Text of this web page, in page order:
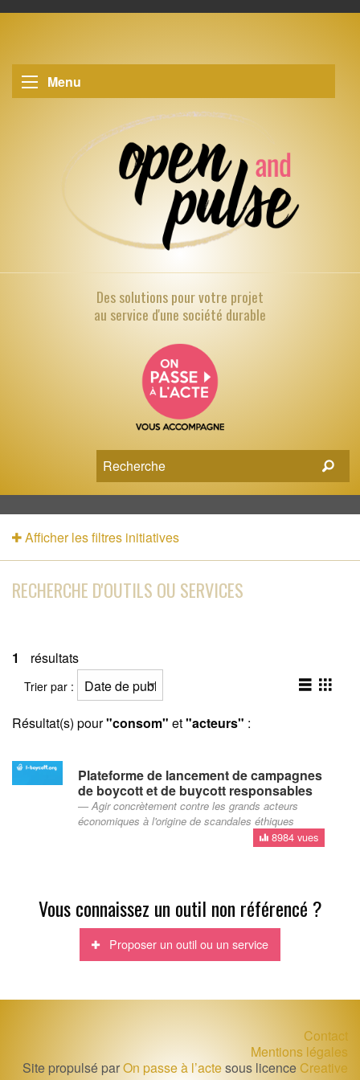
Menu
Des solutions pourvotre projet
au service d'une société durable
Afficher les filtres initiatives
RECHERCHE D'OUTILS OU SERVICES
1 résultats
Trier par :
Résultat(s) pour"consom" et"acteurs" :
Plateforme de lancement de campagnes
de boycott et de buycott responsables
Agir concrètement contre les grands acteurs
économiques à l'origine de scandales éthiques
8984 vues
Vous connaissez un outil non référencé ?
Proposer un outil ou un service
Contact
Mentions légales
Site propulsé parOn passe à l’actesous licence Creative